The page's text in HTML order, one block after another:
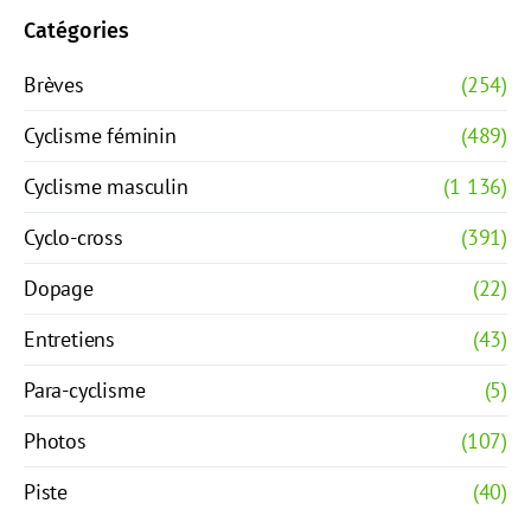
Catégories
Brèves
(254)
Cyclisme féminin
(489)
Cyclisme masculin
(1 136)
Cyclo-cross
(391)
Dopage
(22)
Entretiens
(43)
Para-cyclisme
(5)
Photos
(107)
Piste
(40)